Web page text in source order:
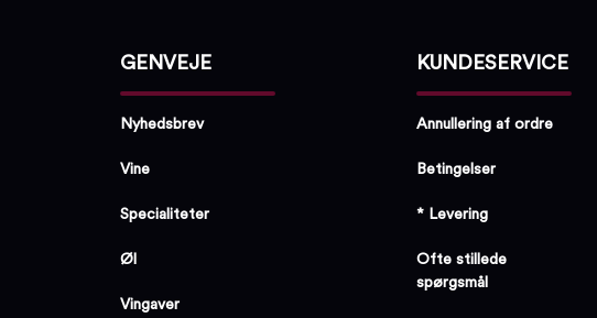
GENVEJE
Nyhedsbrev
Vine
Specialiteter
Øl
Vingaver
KUNDESERVICE
Annullering af ordre
Betingelser
* Levering
Ofte stillede
spørgsmål